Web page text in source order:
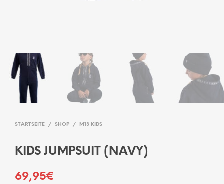
STARTSEITE / SHOP / M13 KIDS
KIDS JUMPSUIT (NAVY)
69,95€